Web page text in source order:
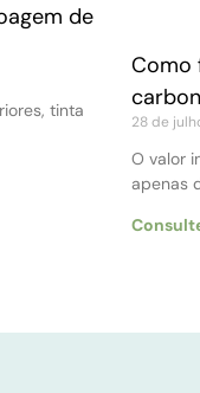
de
tinta
Como
28 de
O valor
apenas